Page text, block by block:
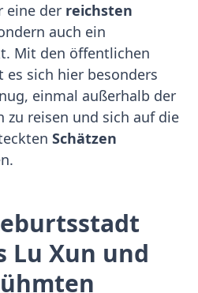
eine der reichsten
auch ein
Mit den öffentlichen
sich hier besonders
einmal außerhalb der
zu reisen und sich auf die
Schätzen
Lu Xun und